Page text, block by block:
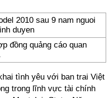
đồng quảng cáo quan
tình yêu với ban trai Việt
trong lĩnh vực tài chính